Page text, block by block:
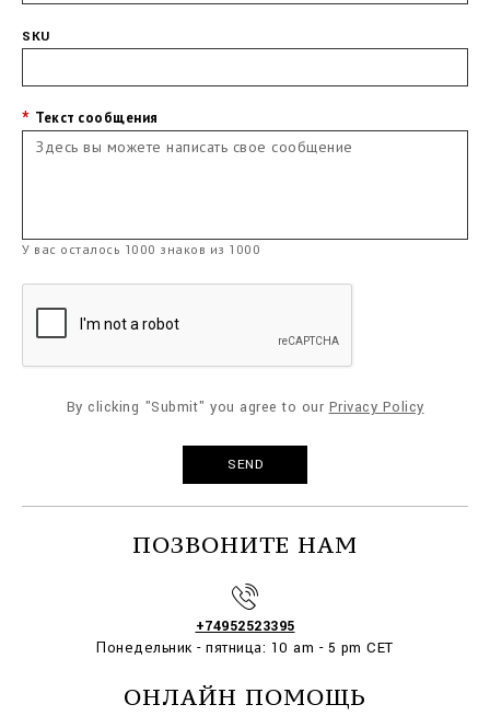
ПОЗВОНИТЕ НАМ
+74952523395
Понедельник - пятница: 10 am - 5 pm CET
ОНЛАЙН ПОМОЩЬ
SKU
Текст сообщения
У вас осталось 1000 знаков из 1000
By clicking "Submit" you agree to our Privacy Policy